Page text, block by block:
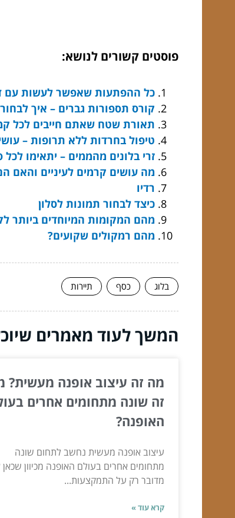
פוסטים קשורים לנושא:
כל ההפתעות שאפשר לעשות עם
קורס תספורות גברים – איך
תאורת שטח שאתם חייבים לכל
טיפול בחרדות ללא תרופות –
זרי בלונים מהממים – יתאימו לכל
מה עושים קרמים לעיניים והאם
רדיו
כיצד לבחור תמונות לסלון
מהם המקומות המיוחדים ביותר
מהם רמקולים שקועים?
בלוג כסף תיירות
המשך לעוד מאמרים
מה זה עיצוב אופנה מעשית?
זה שונה מתחומים אחרים
האופנה?
עיצוב אופנה מעשית נחשב לתחום שונה
מתחומים אחרים בעולם האופנה מכיוון
מדובר רק על התמקצעות...
קרא עוד »